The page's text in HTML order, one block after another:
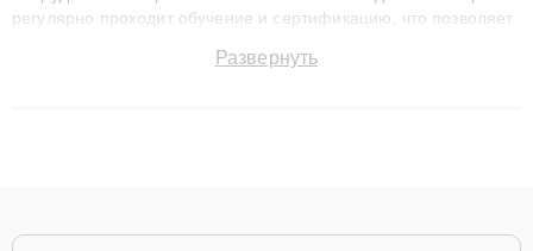
регулярно проходит обучение и сертификацию, что позволяет
технику с сохранением гарантии до 3 лет. Наши мастера
Развернуть